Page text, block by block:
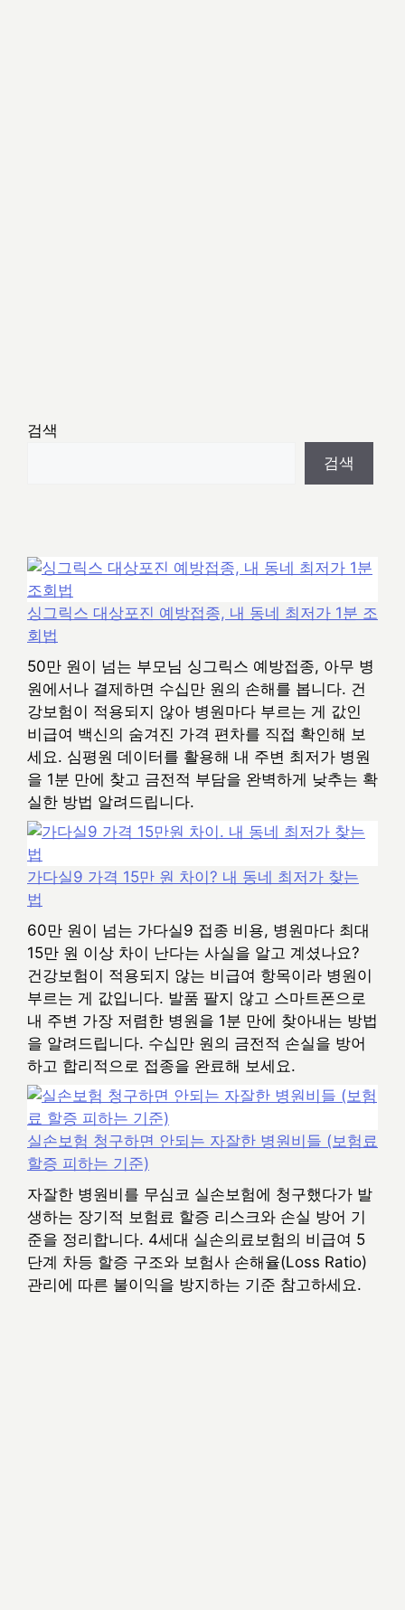
검색
검색
싱그릭스 대상포진 예방접종, 내 동네 최저가 1분 조
회법
50만 원이 넘는 부모님 싱그릭스 예방접종, 아무 병
원에서나 결제하면 수십만 원의 손해를 봅니다. 건
강보험이 적용되지 않아 병원마다 부르는 게 값인
비급여 백신의 숨겨진 가격 편차를 직접 확인해 보
세요. 심평원 데이터를 활용해 내 주변 최저가 병원
을 1분 만에 찾고 금전적 부담을 완벽하게 낮추는 확
실한 방법 알려드립니다.
가다실9 가격 15만 원 차이? 내 동네 최저가 찾는
법
60만 원이 넘는 가다실9 접종 비용, 병원마다 최대
15만 원 이상 차이 난다는 사실을 알고 계셨나요?
건강보험이 적용되지 않는 비급여 항목이라 병원이
부르는 게 값입니다. 발품 팔지 않고 스마트폰으로
내 주변 가장 저렴한 병원을 1분 만에 찾아내는 방법
을 알려드립니다. 수십만 원의 금전적 손실을 방어
하고 합리적으로 접종을 완료해 보세요.
실손보험 청구하면 안되는 자잘한 병원비들 (보험료
할증 피하는 기준)
자잘한 병원비를 무심코 실손보험에 청구했다가 발
생하는 장기적 보험료 할증 리스크와 손실 방어 기
준을 정리합니다. 4세대 실손의료보험의 비급여 5
단계 차등 할증 구조와 보험사 손해율(Loss Ratio)
관리에 따른 불이익을 방지하는 기준 참고하세요.